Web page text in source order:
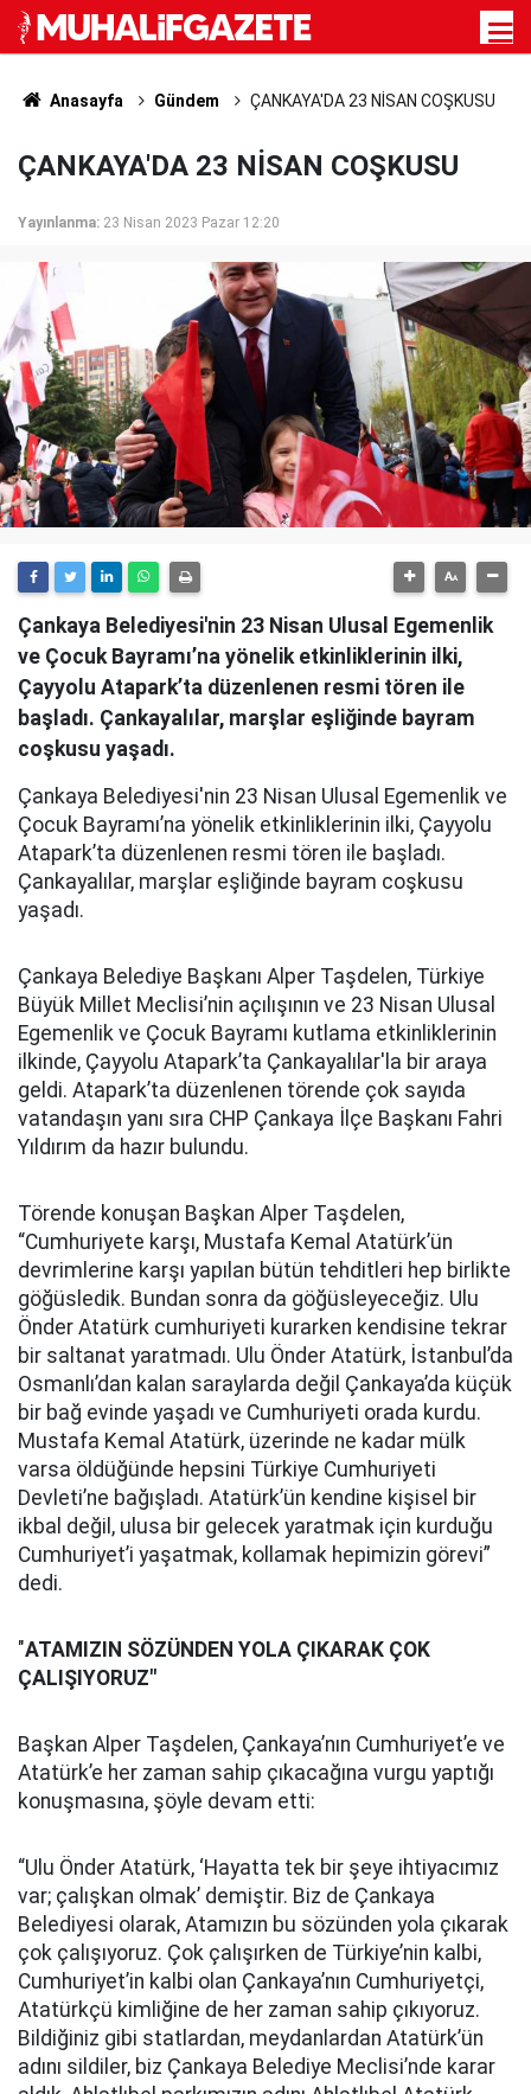
Anasayfa Gündem ÇANKAYA'DA 23 NİSAN COŞKUSU
ÇANKAYA'DA 23 NİSAN COŞKUSU
Yayınlanma: 23 Nisan 2023 Pazar 12:20
Çankaya Belediyesi'nin 23 Nisan Ulusal Egemenlik
ve Çocuk Bayramı’na yönelik etkinliklerinin ilki,
Çayyolu Atapark’ta düzenlenen resmi tören ile
başladı. Çankayalılar, marşlar eşliğinde bayram
coşkusu yaşadı.
Çankaya Belediyesi'nin 23 Nisan Ulusal Egemenlik ve
Çocuk Bayramı’na yönelik etkinliklerinin ilki, Çayyolu
Atapark’ta düzenlenen resmi tören ile başladı.
Çankayalılar, marşlar eşliğinde bayram coşkusu
yaşadı.
Çankaya Belediye Başkanı Alper Taşdelen, Türkiye
Büyük Millet Meclisi’nin açılışının ve 23 Nisan Ulusal
Egemenlik ve Çocuk Bayramı kutlama etkinliklerinin
ilkinde, Çayyolu Atapark’ta Çankayalılar'la bir araya
geldi. Atapark’ta düzenlenen törende çok sayıda
vatandaşın yanı sıra CHP Çankaya İlçe Başkanı Fahri
Yıldırım da hazır bulundu.
Törende konuşan Başkan Alper Taşdelen,
“Cumhuriyete karşı, Mustafa Kemal Atatürk’ün
devrimlerine karşı yapılan bütün tehditleri hep birlikte
göğüsledik. Bundan sonra da göğüsleyeceğiz. Ulu
Önder Atatürk cumhuriyeti kurarken kendisine tekrar
bir saltanat yaratmadı. Ulu Önder Atatürk, İstanbul’da
Osmanlı’dan kalan saraylarda değil Çankaya’da küçük
bir bağ evinde yaşadı ve Cumhuriyeti orada kurdu.
Mustafa Kemal Atatürk, üzerinde ne kadar mülk
varsa öldüğünde hepsini Türkiye Cumhuriyeti
Devleti’ne bağışladı. Atatürk’ün kendine kişisel bir
ikbal değil, ulusa bir gelecek yaratmak için kurduğu
Cumhuriyet’i yaşatmak, kollamak hepimizin görevi”
dedi.
"ATAMIZIN SÖZÜNDEN YOLA ÇIKARAK ÇOK
ÇALIŞIYORUZ"
Başkan Alper Taşdelen, Çankaya’nın Cumhuriyet’e ve
Atatürk’e her zaman sahip çıkacağına vurgu yaptığı
konuşmasına, şöyle devam etti:
“Ulu Önder Atatürk, ‘Hayatta tek bir şeye ihtiyacımız
var; çalışkan olmak’ demiştir. Biz de Çankaya
Belediyesi olarak, Atamızın bu sözünden yola çıkarak
çok çalışıyoruz. Çok çalışırken de Türkiye’nin kalbi,
Cumhuriyet’in kalbi olan Çankaya’nın Cumhuriyetçi,
Atatürkçü kimliğine de her zaman sahip çıkıyoruz.
Bildiğiniz gibi statlardan, meydanlardan Atatürk’ün
adını sildiler, biz Çankaya Belediye Meclisi’nde karar